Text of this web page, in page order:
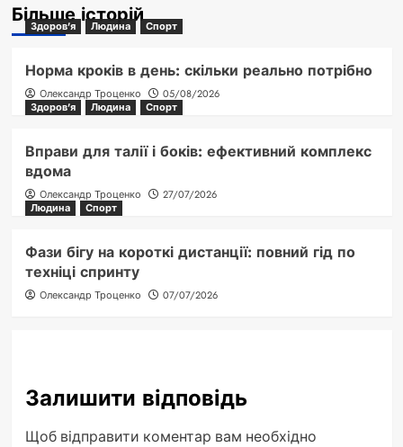
Більше історій
Здоров'я Людина Спорт
Норма кроків в день: скільки реально потрібно
Олександр Троценко
05/08/2026
Здоров'я
Людина Спорт
Вправи для талії і боків: ефективний комплекс
вдома
Олександр Троценко
27/07/2026
Людина
Спорт
Фази бігу на короткі дистанції: повний гід по
техніці спринту
Олександр Троценко 07/07/2026
Залишити відповідь
Щоб відправити коментар вам необхідно